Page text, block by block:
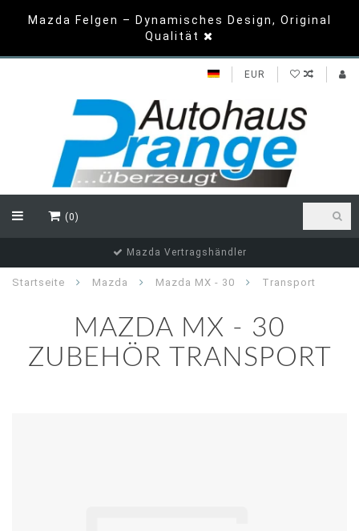
Mazda Felgen – Dynamisches Design, Original
Qualität
EUR
(0)
Mazda Vertragshändler
Startseite Mazda Mazda MX - 30 Transport
MAZDA MX - 30
ZUBEHÖR TRANSPORT